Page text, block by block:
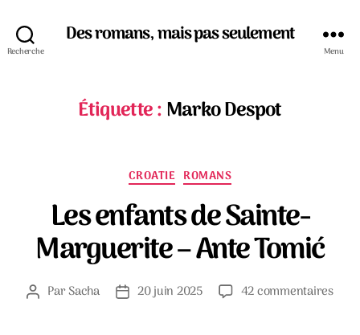
Recherche
Des romans, mais pas seulement
Menu
Étiquette :Marko Despot
Catégories
CROATIE ROMANS
Les enfants de Sainte-
Marguerite – Ante Tomić
Auteur
ParSacha
Date20 juin 2025 42 commentairessur